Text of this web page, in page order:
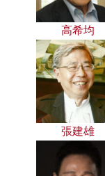
高希均
張建雄